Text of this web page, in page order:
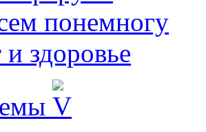
понемногу
здоровье